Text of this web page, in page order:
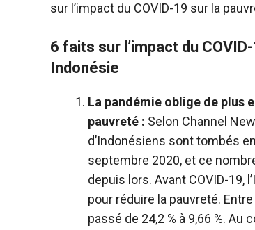
sur l’impact du COVID-19 sur la
6 faits sur l’impact du
Indonésie
La pandémie oblige de plus
pauvreté : Selon Channel
d’Indonésiens sont tombés
septembre 2020, et ce
depuis lors. Avant COVID-19,
pour réduire la pauvreté.
passé de 24,2 % à 9,66 %.